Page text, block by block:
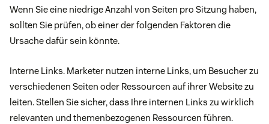
Wenn Sie eine niedrige Anzahl von Seiten pro Sitzung haben,
sollten Sie prüfen, ob einer der folgenden Faktoren die
Ursache dafür sein könnte.
Interne Links. Marketer nutzen interne Links, um Besucher zu
verschiedenen Seiten oder Ressourcen auf ihrer Website zu
leiten. Stellen Sie sicher, dass Ihre internen Links zu wirklich
relevanten und themenbezogenen Ressourcen führen.